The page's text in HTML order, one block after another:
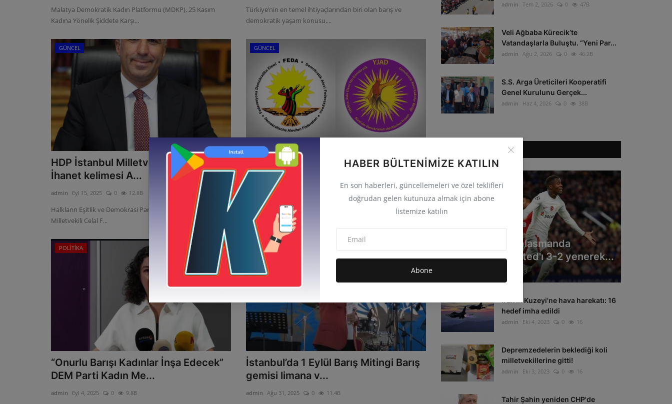
HABER BÜLTENIMIZE KATILIN
En son haberleri, güncellemeleri ve özel teklifleri
doğrudan gelen kutunuza almak için abone
listemize katılın
Abone
Malatya Demokratik Kadın Platformu (MDKP), 25 Kasım
Kadına Yönelik Şiddete Karşı...
Türkiye’nin en temel ihtiyaçlarından biri olan barış ve
demokratik yaşam konusu,...
GÜNCEL
HDP İstanbul Milletvekili Celal Fırat
İhanet kelimesi A...
admin Eyl 15, 2025 0 12.8B
Halkların Eşitlik ve Demokrasi Partisi (DEM Parti) İstanbul
Milletvekili Celal F...
GÜNCEL
FEDA ve DAKB: 12 Eylül’ün karanlığı
hâlâ sürüyor
Eyl 10, 2025
Türkiye’nin demokrasi tarihine kara bir leke olarak geçen 12
Eylül 1980 askeri d...
POLİTİKA
“Onurlu Barışı Kadınlar İnşa Edecek”
DEM Parti Kadın Me...
admin Eyl 4, 2025 0 9.8B
GÜNCEL
İstanbul’da 1 Eylül Barış Mitingi Barış
gemisi limana v...
admin Ağu 31, 2025 0 11.4B
admin Tem 2, 2026 0 47B
Veli Ağbaba Kürecik’te
Vatandaşlarla Buluştu. “Yeni Par...
admin Ağu 2, 2026 0 46.2B
S.S. Arga Üreticileri Kooperatifi
Genel Kurulunu Gerçek...
admin Haz 4, 2026 0 38B
ÖNERILEN HABERLER
GÜNCEL
Galatasaray deplasmanda
Manchester United'ı 3-2 yenerek...
33
Irak'ın Kuzeyi'ne hava harekatı: 16
hedef imha edildi
admin Eki 4, 2023 0 16
Depremzedelerin beklediği koli
milletvekillerine gitti!
admin Eki 3, 2023 0 16
Tahir Şahin yeniden CHP'de